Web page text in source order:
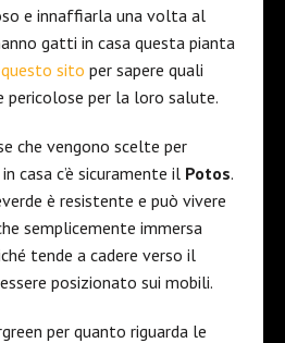
e innaffiarla una volta al
gatti in casa questa pianta
sito per sapere quali
pericolose per la loro salute.
che vengono scelte per
casa c’è sicuramente il Potos.
è resistente e può vivere
semplicemente immersa
tende a cadere verso il
posizionato sui mobili.
per quanto riguarda le